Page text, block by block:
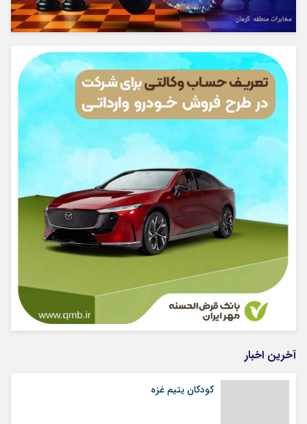
آخرین اخبار
کودکان یتیم غزه